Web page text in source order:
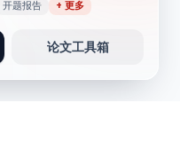
开题报告 + 更多
论文工具箱